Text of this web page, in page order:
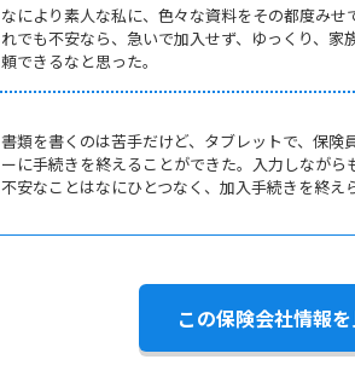
なにより素人な私に、色々な資料をその都度み
れでも不安なら、急いで加入せず、ゆっくり、
頼できるなと思った。
書類を書くのは苦手だけど、タブレットで、保険
ーに手続きを終えることができた。入力しながら
不安なことはなにひとつなく、加入手続きを終え
この保険会社情報